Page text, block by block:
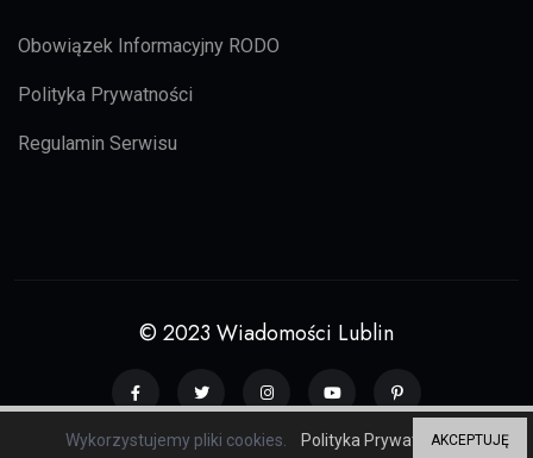
Obowiązek Informacyjny RODO
Polityka Prywatności
Regulamin Serwisu
© 2023 Wiadomości Lublin
Grupa serwisów regionalnych ZP20
Wykorzystujemy pliki cookies. Polityka PrywatnościAKCEPTUJĘ